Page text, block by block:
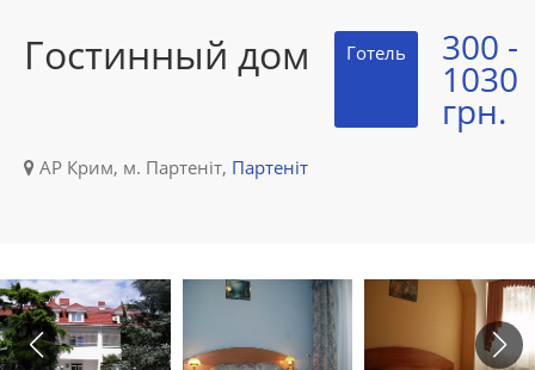
Гостинный дом Готель 300 -
1030
грн.
АР Крим, м. Партеніт, Партеніт